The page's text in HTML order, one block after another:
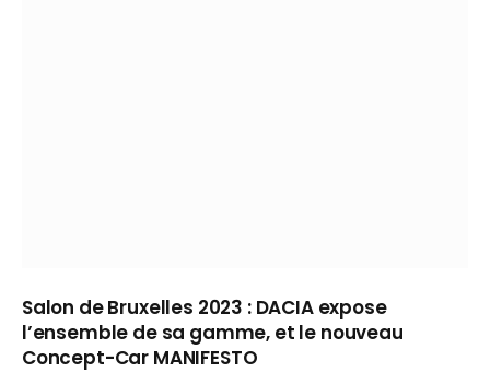
Salon de Bruxelles 2023 : DACIA expose
l’ensemble de sa gamme, et le nouveau
Concept-Car MANIFESTO